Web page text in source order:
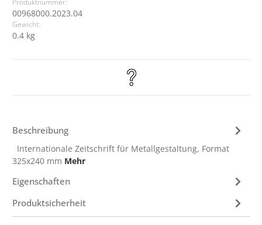
Produktnummer:
00968000.2023.04
Gewicht:
0.4 kg
Beschreibung
Internationale Zeitschrift für Metallgestaltung, Format
325x240 mm Mehr
Eigenschaften
Produktsicherheit